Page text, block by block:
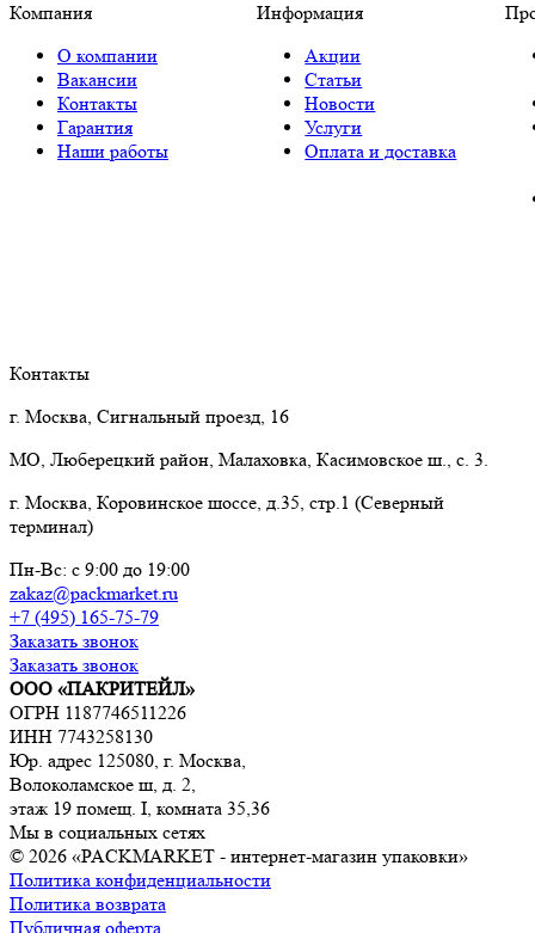
Компания
О компании
Вакансии
Контакты
Гарантия
Наши работы
Информация
Акции
Статьи
Новости
Услуги
Оплата и доставка
Контакты
г. Москва, Сигнальный проезд, 16
МО, Люберецкий район, Малаховка, Касимовское ш., с. 3.
г. Москва, Коровинское шоссе, д.35, стр.1 (Северный
терминал)
Пн-Вс: с 9:00 до 19:00
zakaz@packmarket.ru
+7 (495) 165-75-79
Заказать звонок
Заказать звонок
ООО «ПАКРИТЕЙЛ»
ОГРН 1187746511226
ИНН 7743258130
Юр. адрес 125080, г. Москва,
Волоколамское ш, д. 2,
этаж 19 помещ. I, комната 35,36
Мы в социальных сетях
© 2026 «PACKMARKET - интернет-магазин упаковки»
Политика конфиденциальности
Политика возврата
Публичная оферта